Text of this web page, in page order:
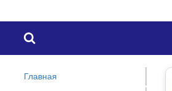

Главная